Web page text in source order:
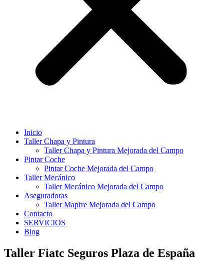
Inicio
Taller Chapa y Pintura
Taller Chapa y Pintura Mejorada del Campo
Pintar Coche
Pintar Coche Mejorada del Campo
Taller Mecánico
Taller Mecánico Mejorada del Campo
Aseguradoras
Taller Mapfre Mejorada del Campo
Contacto
SERVICIOS
Blog
Taller Fiatc Seguros Plaza de España